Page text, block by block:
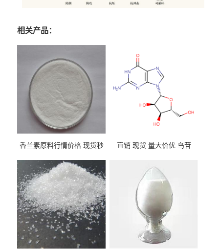
相关产品：
香兰素原料行情价格 现货秒
直销 现货 量大价优 鸟苷